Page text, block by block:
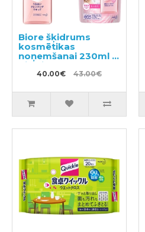
Biore šķidrums
kosmētikas
noņemšanai 230ml +
pildviela 210ml
40.00€ 43.00€